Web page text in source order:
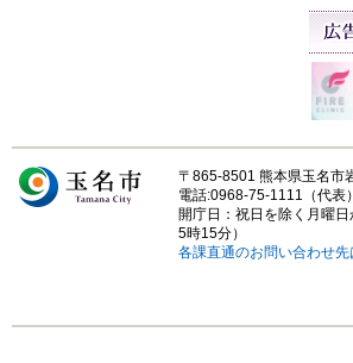
〒865-8501 熊本県玉名市
電話:0968-75-1111（代表）
開庁日：祝日を除く月曜
5時15分）
各課直通のお問い合わせ先